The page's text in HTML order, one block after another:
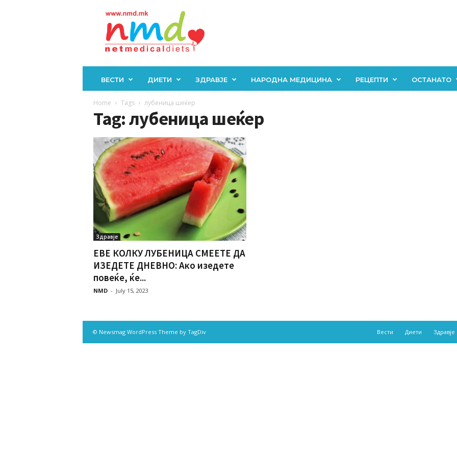
ВЕСТИ ДИЕТИ ЗДРАВЈЕ НАРОДНА МЕДИЦИНА РЕЦЕПТИ ОСТАНАТО
Home Tags лубеница шеќер
Tag: лубеница шеќер
Здравје
ЕВЕ КОЛКУ ЛУБЕНИЦА СМЕЕТЕ ДА
ИЗЕДЕТЕ ДНЕВНО: Ако изедете
повеќе, ќе...
NMD - July 15, 2023
Вести Диети Здравје
© Newsmag WordPress Theme by TagDiv